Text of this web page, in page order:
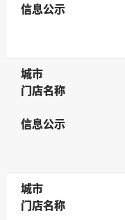
信息公示
信息公示
城市
城市
门店名称
门店名称
信息公示
信息公示
城市
城市
门店名称
门店名称